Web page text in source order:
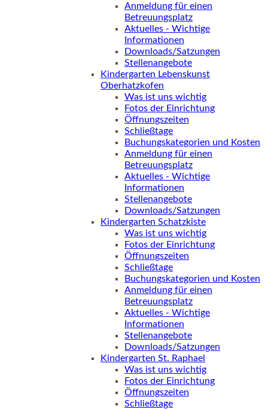
Anmeldung für einen
Betreuungsplatz
Aktuelles - Wichtige
Informationen
Downloads/Satzungen
Stellenangebote
Kindergarten Lebenskunst
Oberhatzkofen
Was ist uns wichtig
Fotos der Einrichtung
Öffnungszeiten
Schließtage
Buchungskategorien und Kosten
Anmeldung für einen
Betreuungsplatz
Aktuelles - Wichtige
Informationen
Stellenangebote
Downloads/Satzungen
Kindergarten Schatzkiste
Was ist uns wichtig
Fotos der Einrichtung
Öffnungszeiten
Schließtage
Buchungskategorien und Kosten
Anmeldung für einen
Betreuungsplatz
Aktuelles - Wichtige
Informationen
Stellenangebote
Downloads/Satzungen
Kindergarten St. Raphael
Was ist uns wichtig
Fotos der Einrichtung
Öffnungszeiten
Schließtage